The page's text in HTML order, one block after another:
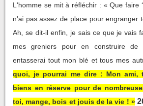
L'homme se mit à réfléchir : « Que faire
n'ai pas assez de place pour engranger
Ah, se dit-il enfin, je sais ce que je vais
mes greniers pour en construire
entasserai tout mon blé et tous mes
quoi, je pourrai me dire : Mon ami,
biens en réserve pour de
toi, mange, bois et jouis de la vie ! »